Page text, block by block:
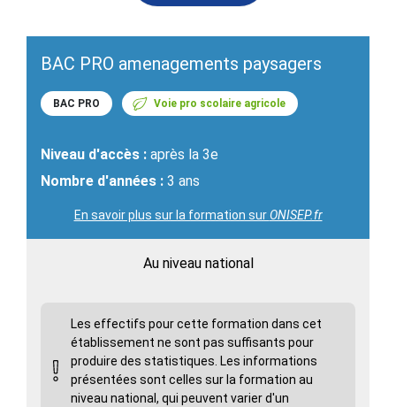
BAC PRO amenagements paysagers
BAC PRO Voie pro scolaire agricole
Niveau d'accès : après la 3e
Nombre d'années : 3 ans
En savoir plus sur la formation surONISEP.fr
Au niveau national
Les effectifs pour cette formation dans cet
établissement ne sont pas suffisants pour
produire des statistiques. Les informations
présentées sont celles sur la formation au
niveau national, qui peuvent varier d'un